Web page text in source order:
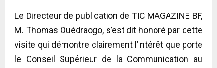
Le Directeur de publication de TIC MAGAZINE BF,
M. Thomas Ouédraogo, s’est dit honoré par cette
visite qui démontre clairement l’intérêt que porte
le Conseil Supérieur de la Communication au